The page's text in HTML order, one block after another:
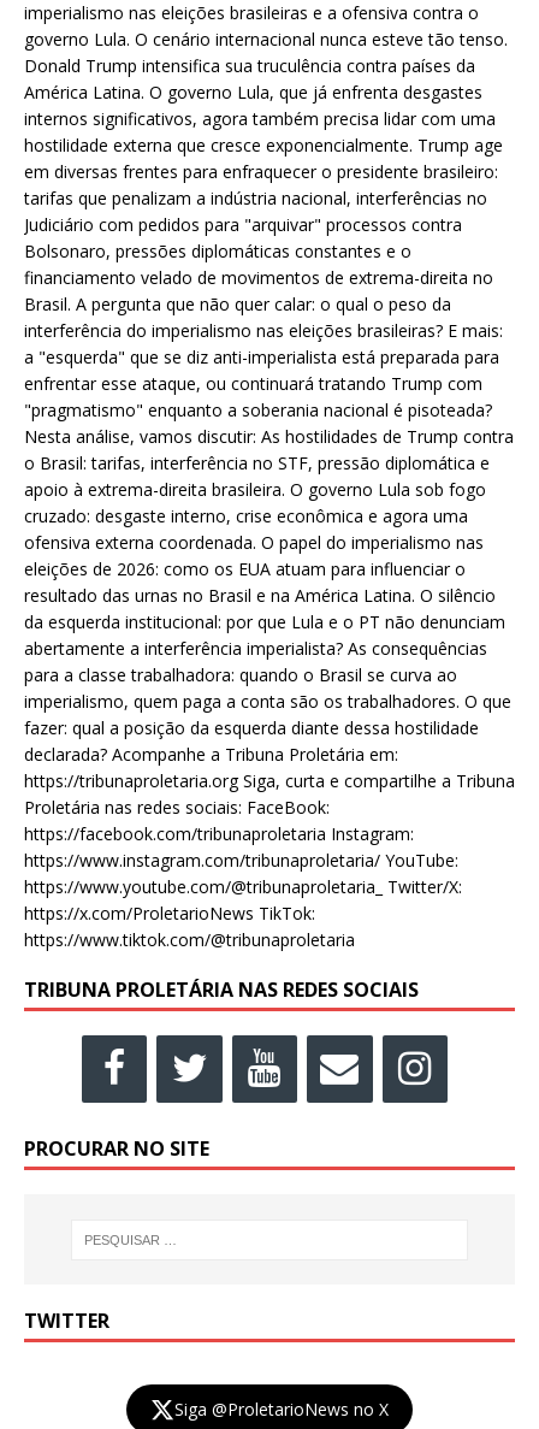
imperialismo nas eleições brasileiras e a ofensiva contra o
governo Lula. O cenário internacional nunca esteve tão tenso.
Donald Trump intensifica sua truculência contra países da
América Latina. O governo Lula, que já enfrenta desgastes
internos significativos, agora também precisa lidar com uma
hostilidade externa que cresce exponencialmente. Trump age
em diversas frentes para enfraquecer o presidente brasileiro:
tarifas que penalizam a indústria nacional, interferências no
Judiciário com pedidos para "arquivar" processos contra
Bolsonaro, pressões diplomáticas constantes e o
financiamento velado de movimentos de extrema-direita no
Brasil. A pergunta que não quer calar: o qual o peso da
interferência do imperialismo nas eleições brasileiras? E mais:
a "esquerda" que se diz anti-imperialista está preparada para
enfrentar esse ataque, ou continuará tratando Trump com
"pragmatismo" enquanto a soberania nacional é pisoteada?
Nesta análise, vamos discutir: As hostilidades de Trump contra
o Brasil: tarifas, interferência no STF, pressão diplomática e
apoio à extrema-direita brasileira. O governo Lula sob fogo
cruzado: desgaste interno, crise econômica e agora uma
ofensiva externa coordenada. O papel do imperialismo nas
eleições de 2026: como os EUA atuam para influenciar o
resultado das urnas no Brasil e na América Latina. O silêncio
da esquerda institucional: por que Lula e o PT não denunciam
abertamente a interferência imperialista? As consequências
para a classe trabalhadora: quando o Brasil se curva ao
imperialismo, quem paga a conta são os trabalhadores. O que
fazer: qual a posição da esquerda diante dessa hostilidade
declarada? Acompanhe a Tribuna Proletária em:
https://tribunaproletaria.org Siga, curta e compartilhe a Tribuna
Proletária nas redes sociais: FaceBook:
https://facebook.com/tribunaproletaria Instagram:
https://www.instagram.com/tribunaproletaria/ YouTube:
https://www.youtube.com/@tribunaproletaria_ Twitter/X:
https://x.com/ProletarioNews TikTok:
https://www.tiktok.com/@tribunaproletaria
TRIBUNA PROLETÁRIA NAS REDES SOCIAIS
PROCURAR NO SITE
TWITTER
Siga @ProletarioNews no X